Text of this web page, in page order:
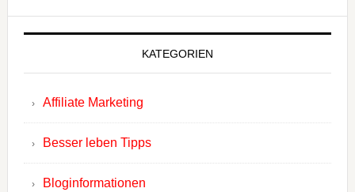
KATEGORIEN
Affiliate Marketing
Besser leben Tipps
Bloginformationen